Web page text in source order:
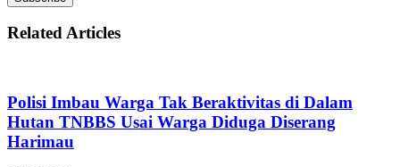
Related Articles
Polisi Imbau Warga Tak Beraktivitas di Dalam
Hutan TNBBS Usai Warga Diduga Diserang
Harimau